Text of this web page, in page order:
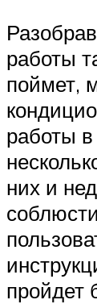
работы
поймет,
работы
них и
пройдет